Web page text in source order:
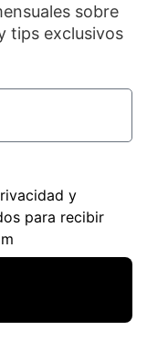
sobre
tips exclusivos
y
para recibir